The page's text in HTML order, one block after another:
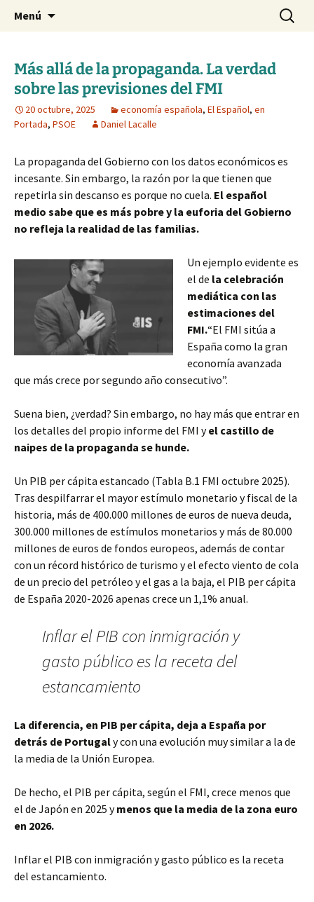
dlacalle.com
Blog de Daniel Lacalle
Menú Buscar:
Más allá de la propaganda. La verdad
sobre las previsiones del FMI
20 octubre, 2025 economía española, El Español, en
Portada, PSOE Daniel Lacalle
La propaganda del Gobierno con los datos económicos es
incesante. Sin embargo, la razón por la que tienen que
repetirla sin descanso es porque no cuela. El español
medio sabe que es más pobre y la euforia del Gobierno
no refleja la realidad de las familias.
Un ejemplo evidente es
el de la celebración
mediática con las
estimaciones del
FMI.“El FMI sitúa a
España como la gran
economía avanzada
que más crece por segundo año consecutivo”.
Suena bien, ¿verdad? Sin embargo, no hay más que entrar en
los detalles del propio informe del FMI yel castillo de
naipes de la propaganda se hunde.
Un PIB per cápita estancado (Tabla B.1 FMI octubre 2025).
Tras despilfarrar el mayor estímulo monetario y fiscal de la
historia, más de 400.000 millones de euros de nueva deuda,
300.000 millones de estímulos monetarios y más de 80.000
millones de euros de fondos europeos, además de contar
con un récord histórico de turismo y el efecto viento de cola
de un precio del petróleo y el gas a la baja, el PIB per cápita
de España 2020-2026 apenas crece un 1,1% anual.
Inflar el PIB con inmigración y
gasto público es la receta del
estancamiento
La diferencia, en PIB per cápita, deja a España por
detrás de Portugaly con una evolución muy similar a la de
la media de la Unión Europea.
De hecho, el PIB per cápita, según el FMI, crece menos que
el de Japón en 2025 ymenos que la media de la zona euro
en 2026.
Inflar el PIB con inmigración y gasto público es la receta
del estancamiento.